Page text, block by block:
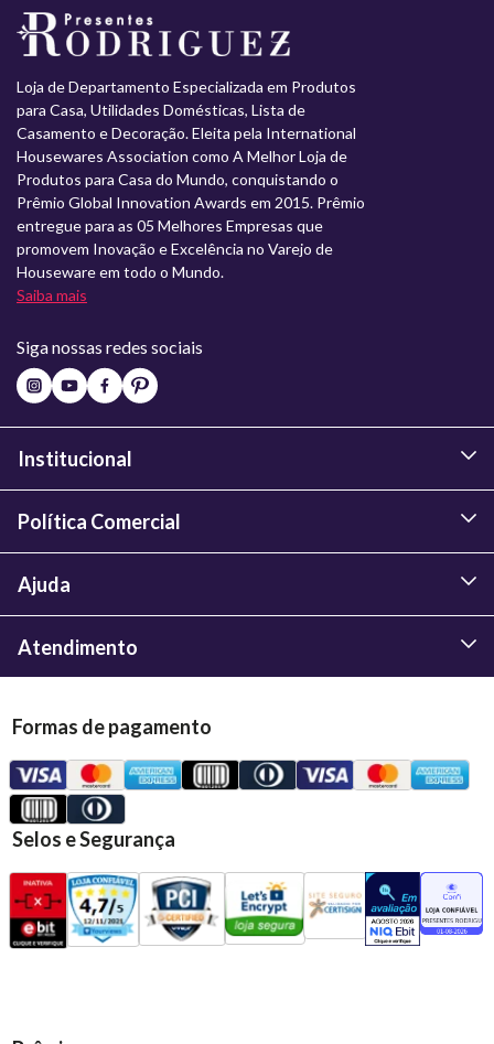
Loja de Departamento Especializada em Produtos
para Casa, Utilidades Domésticas, Lista de
Casamento e Decoração. Eleita pela International
Housewares Association como A Melhor Loja de
Produtos para Casa do Mundo, conquistando o
Prêmio Global Innovation Awards em 2015. Prêmio
entregue para as 05 Melhores Empresas que
promovem Inovação e Excelência no Varejo de
Houseware em todo o Mundo.
Saiba mais
Siga nossas redes sociais
Institucional
Política Comercial
Ajuda
Atendimento
Formas de pagamento
Selos e Segurança